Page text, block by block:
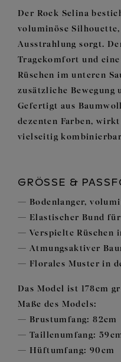
Der Rock Selina
voluminöse
Ausstrahlung sorgt.
Tragekomfort und
Rüschen im unteren
zusätzliche Bewegung
Gefertigt aus
dezenten Farben,
vielseitig
GRÖSSE &
Bodenlanger,
Elastischer Bund
Verspielte Rüschen
Atmungsaktiver
Florales Muster in
Das Model ist 178cm
Maße des Models:
Brustumfang: 82cm
Taillenumfang:
Hüftumfang: 90cm